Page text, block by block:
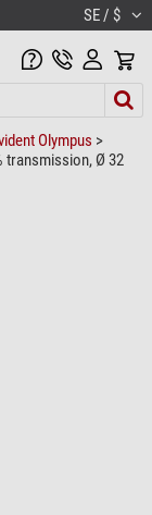
SE / $
Olympus >
transmission, Ø 32